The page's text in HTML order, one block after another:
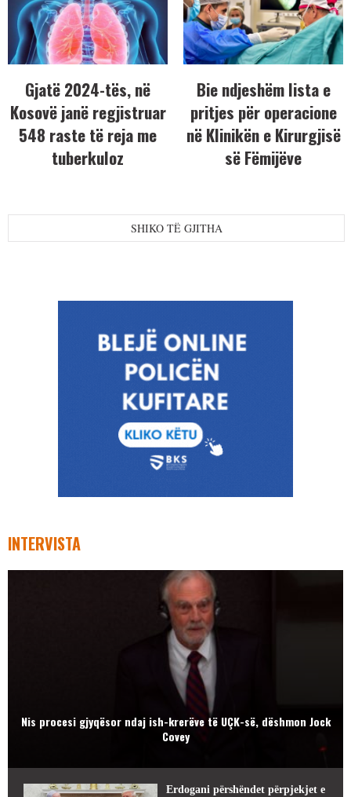
Gjatë 2024-tës, në
Kosovë janë regjistruar
548 raste të reja me
tuberkuloz
Bie ndjeshëm lista e
pritjes për operacione
në Klinikën e Kirurgjisë
së Fëmijëve
SHIKO TË GJITHA
INTERVISTA
Nis procesi gjyqësor ndaj ish-krerëve të UÇK-së, dëshmon Jock
Covey
Erdogani përshëndet përpjekjet e